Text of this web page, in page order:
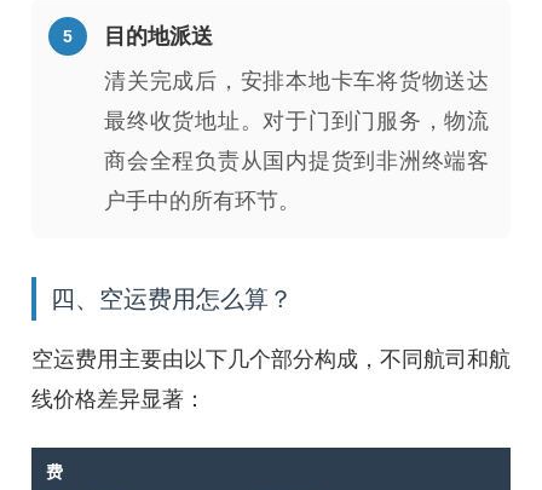
目的地派送
清关完成后，安排本地卡车将货物送达
最终收货地址。对于门到门服务，物流
商会全程负责从国内提货到非洲终端客
户手中的所有环节。
四、空运费用怎么算？
空运费用主要由以下几个部分构成，不同航司和航
线价格差异显著：
费